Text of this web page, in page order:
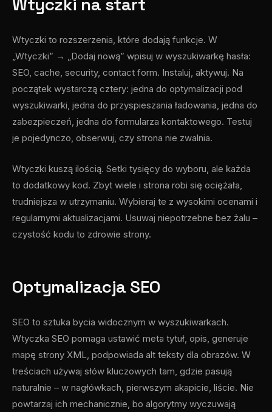
Wtyczki to rozszerzenia, które dodają funkcje. W
„Wtyczki” → „Dodaj nową” wpisuj w wyszukiwarkę hasła:
SEO, cache, security, contact form. Instaluj, aktywuj. Na
początek wystarczą cztery: jedna do optymalizacji pod
wyszukiwarki, jedna do przyspieszania ładowania, jedna do
zabezpieczeń, jedna do formularza kontaktowego. Testuj
je pojedynczo, obserwuj, czy strona nie zwalnia.
Wtyczki kuszą ilością. Setki tysięcy do wyboru, ale każda
to dodatkowy kod. Zbyt wiele i strona robi się ociężała,
trudniejsza w utrzymaniu. Wybieraj te z wysokimi ocenami i
regularnymi aktualizacjami. Usuwaj niepotrzebne bez żalu –
czystość kodu to zdrowie strony.
Optymalizacja SEO
SEO to sztuka bycia widocznym w wyszukiwarkach.
Wtyczka SEO pomaga ustawić meta tytuł, opis, generuje
mapę strony XML, podpowiada alt teksty dla obrazów. W
treściach używaj słów kluczowych tam, gdzie pasują
naturalnie – w nagłówkach, pierwszym akapicie, liście. Nie
powtarzaj ich mechanicznie, bo algorytmy wyczuwają